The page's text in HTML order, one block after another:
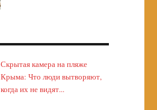
Скрытая камера на пляже
Крыма: Что люди вытворяют,
когда их не видят...